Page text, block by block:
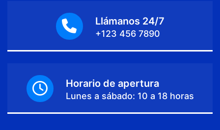
Llámanos 24/7
+123 456 7890
Horario de apertura
Lunes a sábado: 10 a 18 horas